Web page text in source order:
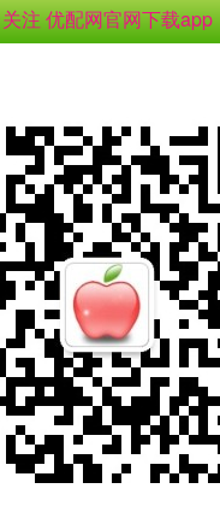
关注 优配网官网下载app